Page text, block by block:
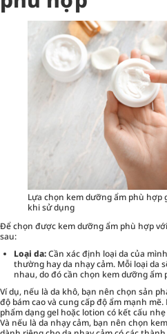
Lựa chọn kem dưỡng ẩm phù
khi sử dụng
Để chọn được kem dưỡng ẩm phù hợp
sau:
Loại da:Cần xác định loại da của
thường hay da nhạy cảm. Mỗi loại da
nhau, do đó cần chọn kem dưỡng ẩm
Ví dụ, nếu là da khô, bạn nên chọn sản
độ bám cao và cung cấp độ ẩm mạnh
phẩm dạng gel hoặc lotion có kết cấu
Và nếu là da nhạy cảm, bạn nên chọn